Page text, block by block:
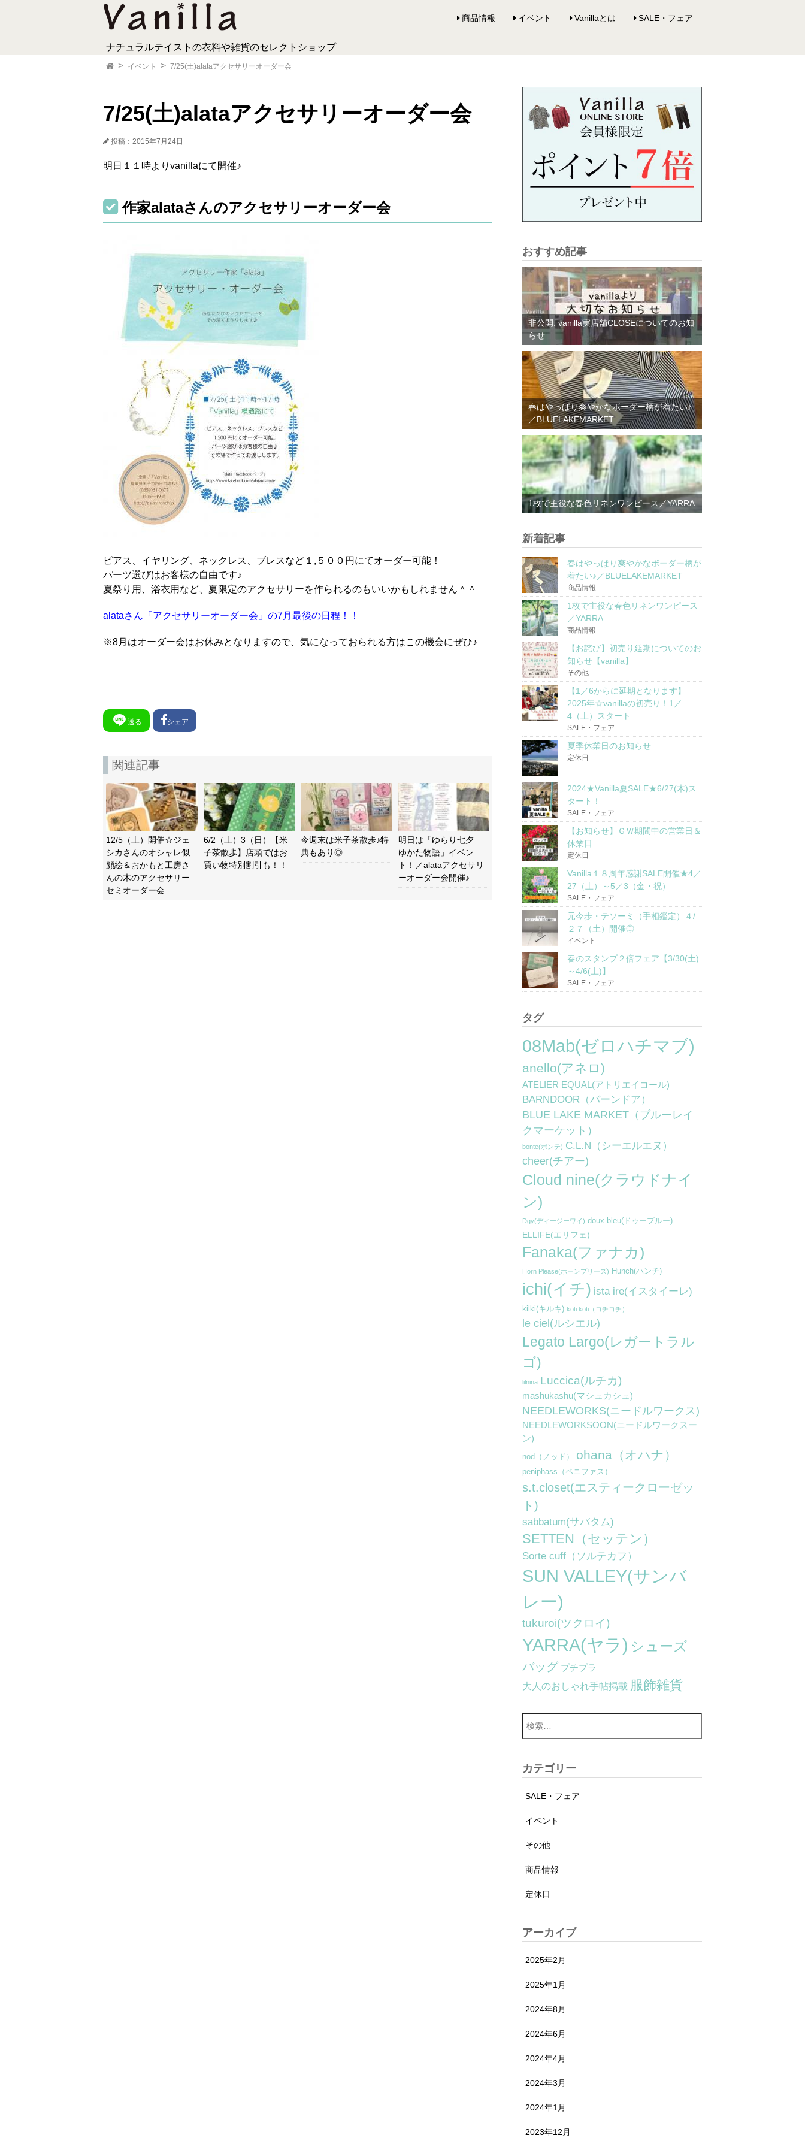
ナチュラルテイストの衣料や雑貨のセレクトショップ
商品情報 イベント Vanillaとは SALE・フェア
イベント 7/25(土)alataアクセサリーオーダー会
7/25(土)alataアクセサリーオーダー会
投稿：2015年7月24日
明日１１時よりvanillaにて開催♪
作家alataさんのアクセサリーオーダー会
ピアス、イヤリング、ネックレス、ブレスなど１,５００円にてオーダー可能！
パーツ選びはお客様の自由です♪
夏祭り用、浴衣用など、夏限定のアクセサリーを作られるのもいいかもしれません＾＾
alataさん「アクセサリーオーダー会」の7月最後の日程！！
※8月はオーダー会はお休みとなりますので、気になっておられる方はこの機会にぜひ♪
送る シェア
関連記事
12/5（土）開催☆ジェ
シカさんのオシャレ似
顔絵＆おかもと工房さ
んの木のアクセサリー
セミオーダー会
6/2（土）3（日）【米
子茶散歩】店頭ではお
買い物特別割引も！！
今週末は米子茶散歩♪特
典もあり◎
明日は「ゆらり七夕
ゆかた物語」イベン
ト！／alataアクセサリ
ーオーダー会開催♪
おすすめ記事
非公開: vanilla実店舗CLOSEについてのお知
らせ
春はやっぱり爽やかなボーダー柄が着たい♪
／BLUELAKEMARKET
1枚で主役な春色リネンワンピース／YARRA
新着記事
春はやっぱり爽やかなボーダー柄が
着たい♪／BLUELAKEMARKET
商品情報
1枚で主役な春色リネンワンピース
／YARRA
商品情報
【お詫び】初売り延期についてのお
知らせ【vanilla】
その他
【1／6からに延期となります】
2025年☆vanillaの初売り！1／
4（土）スタート
SALE・フェア
夏季休業日のお知らせ
定休日
2024★Vanilla夏SALE★6/27(木)ス
タート！
SALE・フェア
【お知らせ】ＧＷ期間中の営業日＆
休業日
定休日
Vanilla１８周年感謝SALE開催★4／
27（土）～5／3（金・祝）
SALE・フェア
元今歩・テソーミ（手相鑑定）４/
２７（土）開催◎
イベント
春のスタンプ２倍フェア【3/30(土)
～4/6(土)】
SALE・フェア
タグ
08Mab(ゼロハチマブ)
anello(アネロ)
ATELIER EQUAL(アトリエイコール)
BARNDOOR（バーンドア）
BLUE LAKE MARKET（ブルーレイ
クマーケット）
bonte(ボンテ) C.L.N（シーエルエヌ）
cheer(チアー)
Cloud nine(クラウドナイ
ン)
Dgy(ディージーワイ) doux bleu(ドゥーブルー)
ELLIFE(エリフェ)
Fanaka(ファナカ)
Horn Please(ホーンプリーズ) Hunch(ハンチ)
ichi(イチ) ista ire(イスタイーレ)
kilki(キルキ) koti koti（コチコチ）
le ciel(ルシエル)
Legato Largo(レガートラル
ゴ)
lilnina Luccica(ルチカ)
mashukashu(マシュカシュ)
NEEDLEWORKS(ニードルワークス)
NEEDLEWORKSOON(ニードルワークスー
ン)
nod（ノッド） ohana（オハナ）
peniphass（ペニファス）
s.t.closet(エスティークローゼッ
ト)
sabbatum(サバタム)
SETTEN（セッテン）
Sorte cuff（ソルテカフ）
SUN VALLEY(サンバ
レー)
tukuroi(ツクロイ)
YARRA(ヤラ) シューズ
バッグ プチプラ
大人のおしゃれ手帖掲載 服飾雑貨
カテゴリー
SALE・フェア
イベント
その他
商品情報
定休日
アーカイブ
2025年2月
2025年1月
2024年8月
2024年6月
2024年4月
2024年3月
2024年1月
2023年12月